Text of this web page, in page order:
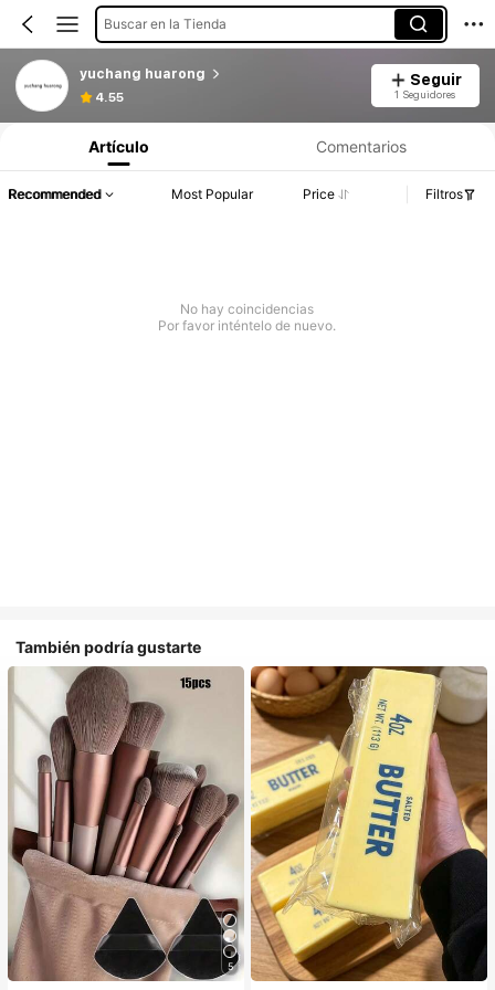
Buscar en la Tienda
yuchang huarong
4.55
Seguir
1 Seguidores
Artículo Comentarios
Recommended Most Popular Price Filtros
No hay coincidencias
Por favor inténtelo de nuevo.
También podría gustarte
5